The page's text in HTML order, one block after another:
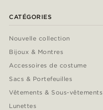
CATÉGORIES
Nouvelle collection
Bijoux & Montres
Accessoires de costume
Sacs & Portefeuilles
Vêtements & Sous-vêtements
Lunettes